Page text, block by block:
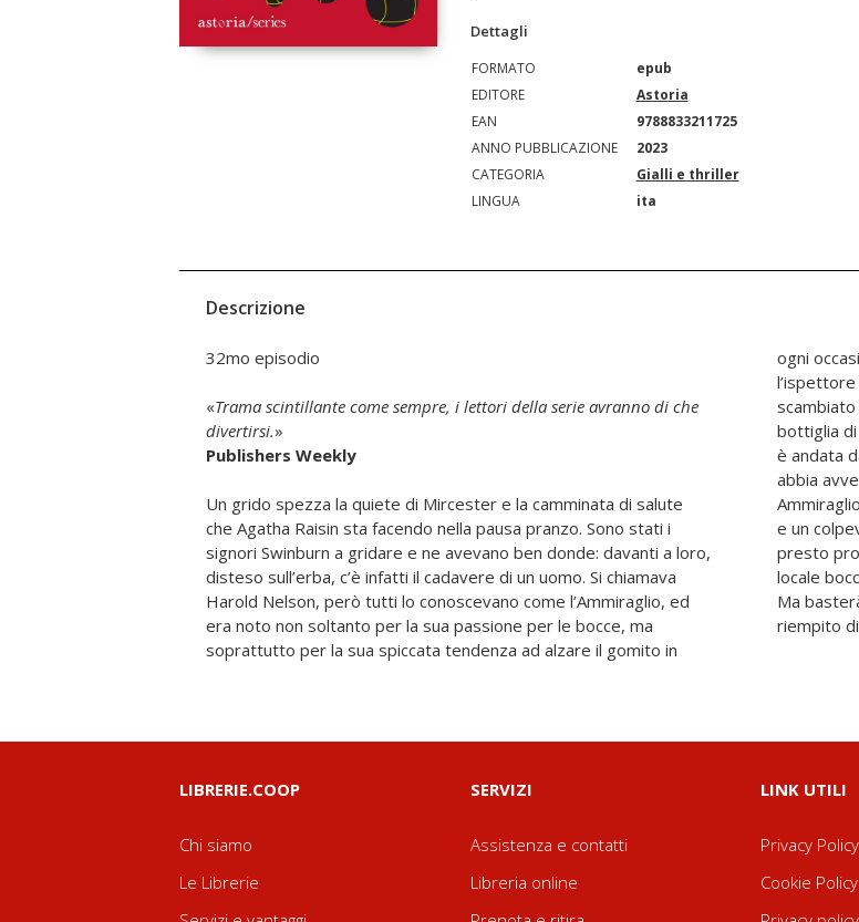
Dettagli
FORMATO
epub
EDITORE
Astoria
EAN
9788833211725
ANNO PUBBLICAZIONE
2023
CATEGORIA
Gialli e thriller
LINGUA
ita
Descrizione
32mo episodio
«Trama scintillante come sempre, i lettori della serie avranno di che
divertirsi.»
Publishers Weekly
Un grido spezza la quiete di Mircester e la camminata di salute
che Agatha Raisin sta facendo nella pausa pranzo. Sono stati i
signori Swinburn a gridare e ne avevano ben donde: davanti a loro,
disteso sull’erba, c’è infatti il cadavere di un uomo. Si chiamava
Harold Nelson, però tutti lo conoscevano come l’Ammiraglio, ed
era noto non soltanto per la sua passione per le bocce, ma
soprattutto per la sua spiccata tendenza ad alzare il gomito in
ogni
bottiglia
è andata
abbia
Ammiraglio? È inevitabile: ogni abitante di Mircester ha una teoria
e un colpevole, però le chiacchiere e i sospetti si addensano ben
presto proprio sui signori Swinburn, soci, come l’Ammiraglio, della
locale bocciofila. Per fortuna, la coppia ha Agatha dalla sua parte.
Ma basterà per chiarire il mistero di un omicidio che sembra aver
riempito
LIBRERIE.COOP
Chi siamo
Le Librerie
SERVIZI
Assistenza e contatti
Libreria online
LINK UTILI
Privacy Policy
Cookie Policy